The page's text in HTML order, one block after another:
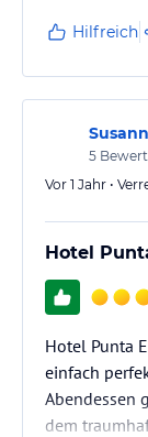
Treppen
etliche
Treppen
nicht
Eine
Hilfreich
5
Vor 1 Jahr •
Hotel
Hotel Punta
einfach
Abendessen
dem